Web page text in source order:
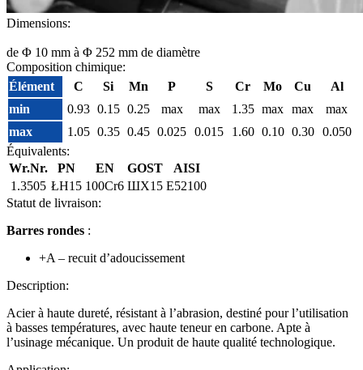
Dimensions:
de Φ 10 mm à Φ 252 mm de diamètre
Composition chimique:
Élément
C Si Mn P S Cr Mo Cu
Al
min
0.93 0.15 0.25 max max 1.35 max max
max
max
1.05 0.35 0.45 0.025 0.015 1.60 0.10 0.30
0.050
Équivalents:
Wr.Nr.
PN EN GOST
AISI
1.3505 ŁH15 100Cr6 ШХ15 E52100
Statut de livraison:
Barres rondes :
+A – recuit d’adoucissement
Description:
Acier à haute dureté, résistant à l’abrasion, destiné pour l’utilisation
à basses températures, avec haute teneur en carbone. Apte à
l’usinage mécanique. Un produit de haute qualité technologique.